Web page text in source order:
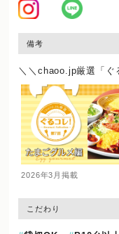
備考
＼＼chaoo.jp厳選「ぐ
2026年3月掲載
こだわり